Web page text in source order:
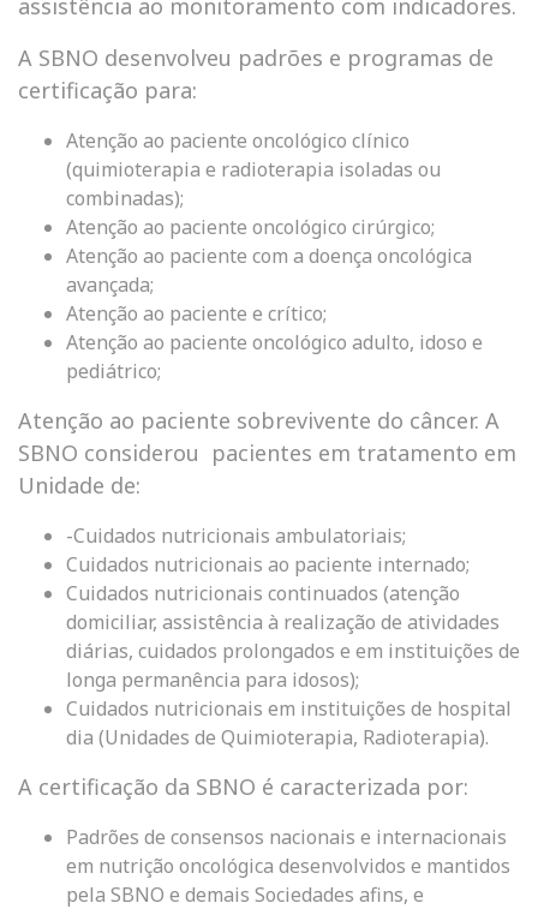
assistência ao monitoramento com indicadores.
A SBNO desenvolveu padrões e programas de
certificação para:
Atenção ao paciente oncológico clínico
(quimioterapia e radioterapia isoladas ou
combinadas);
Atenção ao paciente oncológico cirúrgico;
Atenção ao paciente com a doença oncológica
avançada;
Atenção ao paciente e crítico;
Atenção ao paciente oncológico adulto, idoso e
pediátrico;
Atenção ao paciente sobrevivente do câncer. A
SBNO considerou pacientes em tratamento em
Unidade de:
-Cuidados nutricionais ambulatoriais;
Cuidados nutricionais ao paciente internado;
Cuidados nutricionais continuados (atenção
domiciliar, assistência à realização de atividades
diárias, cuidados prolongados e em instituições de
longa permanência para idosos);
Cuidados nutricionais em instituições de hospital
dia (Unidades de Quimioterapia, Radioterapia).
A certificação da SBNO é caracterizada por:
Padrões de consensos nacionais e internacionais
em nutrição oncológica desenvolvidos e mantidos
pela SBNO e demais Sociedades afins, e